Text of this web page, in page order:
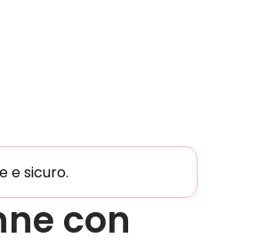
e sicuro.
con